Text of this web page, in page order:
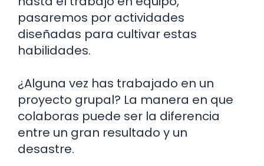
pasaremos por actividades
diseñadas para cultivar estas
habilidades.
¿Alguna vez has trabajado en un
proyecto grupal? La manera en que
colaboras puede ser la diferencia
entre un gran resultado y un
desastre.